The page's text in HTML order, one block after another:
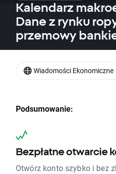
Kalendarz
Dane z rynku
przemowy
Podsumowanie:
Bezpłatne otwarcie
Otwórz konto szybko i bez
Wiadomości Ekonomiczne